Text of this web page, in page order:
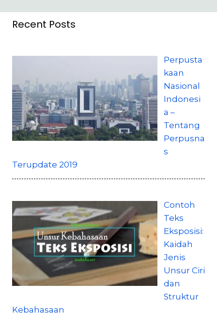
Recent Posts
Perpusta
kaan
Nasional
Indonesi
a –
Tentang
Perpusna
s
Terupdate 2019
Contoh
Teks
Eksposisi:
Kaidah
Jenis
Unsur Ciri
dan
Struktur
Kebahasaan